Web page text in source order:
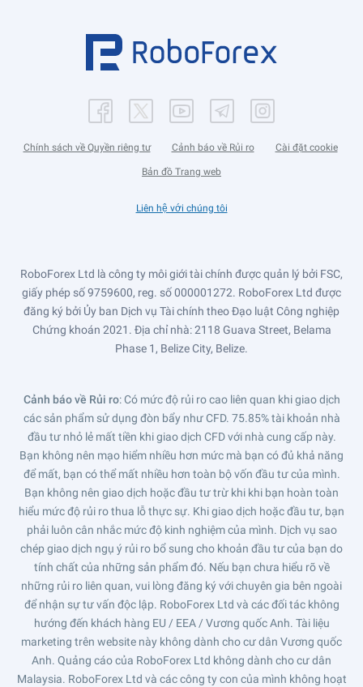
Chính sách về Quyền riêng tư Cảnh báo về Rủi ro Cài đặt cookie
Bản đồ Trang web
Liên hệ với chúng tôi
RoboForex Ltd là công ty môi giới tài chính được quản lý bởi FSC,
giấy phép số 9759600, reg. số 000001272. RoboForex Ltd được
đăng ký bởi Ủy ban Dịch vụ Tài chính theo Đạo luật Công nghiệp
Chứng khoán 2021. Địa chỉ nhà: 2118 Guava Street, Belama
Phase 1, Belize City, Belize.
Cảnh báo về Rủi ro: Có mức độ rủi ro cao liên quan khi giao dịch
các sản phẩm sử dụng đòn bẩy như CFD. 75.85% tài khoản nhà
đầu tư nhỏ lẻ mất tiền khi giao dịch CFD với nhà cung cấp này.
Bạn không nên mạo hiểm nhiều hơn mức mà bạn có đủ khả năng
để mất, bạn có thể mất nhiều hơn toàn bộ vốn đầu tư của mình.
Bạn không nên giao dịch hoặc đầu tư trừ khi khi bạn hoàn toàn
hiểu mức độ rủi ro thua lỗ thực sự. Khi giao dịch hoặc đầu tư, bạn
phải luôn cân nhắc mức độ kinh nghiệm của mình. Dịch vụ sao
chép giao dịch ngụ ý rủi ro bổ sung cho khoản đầu tư của bạn do
tính chất của những sản phẩm đó. Nếu bạn chưa hiểu rõ về
những rủi ro liên quan, vui lòng đăng ký với chuyên gia bên ngoài
để nhận sự tư vấn độc lập. RoboForex Ltd và các đối tác không
hướng đến khách hàng EU / EEA / Vương quốc Anh. Tài liệu
marketing trên website này không dành cho cư dân Vương quốc
Anh. Quảng cáo của RoboForex Ltd không dành cho cư dân
Malaysia. RoboForex Ltd và các công ty con của mình không hoạt